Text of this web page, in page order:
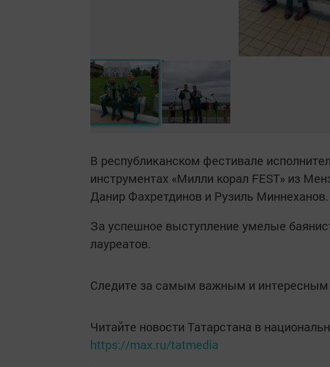
В республиканском фестивале
инструментах «Милли корал FEST» из
Данир Фахретдинов и Рузиль Миннеханов.
За успешное выступление умелые
лауреатов.
Следите за самым важным и интересным
Читайте новости Татарстана в
https://max.ru/tatmedia